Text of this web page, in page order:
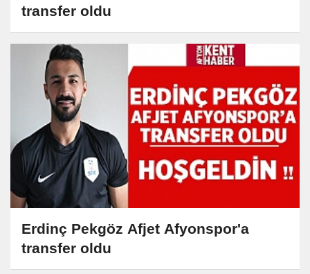
transfer oldu
Erdinç Pekgöz Afjet Afyonspor'a
transfer oldu